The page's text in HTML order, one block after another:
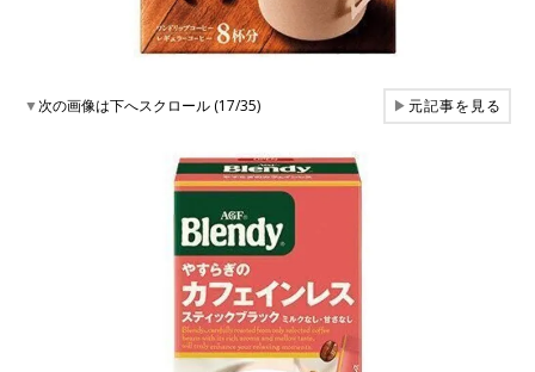
▼次の画像は下へスクロール (17/35) ▶元記事を見る